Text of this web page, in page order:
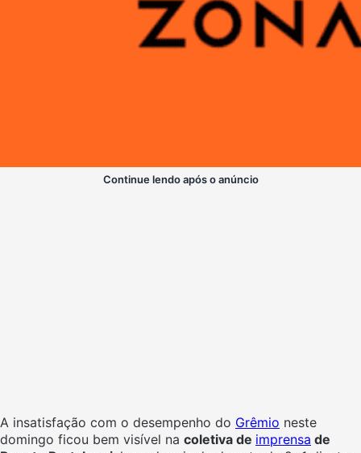
Continue lendo após o anúncio
A insatisfação com o desempenho do Grêmio neste
domingo ficou bem visível na coletiva de imprensa de